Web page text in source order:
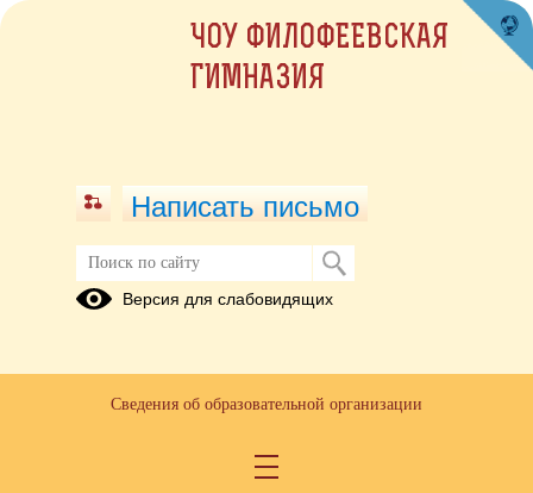
Учитель географии
Буркина Наталья
предметы, курсы, дисциплины
ЧОУ ФИЛОФЕЕВСКАЯ
ГИМНАЗИЯ
Написать письмо
Версия для слабовидящих
Сведения об образовательной организации